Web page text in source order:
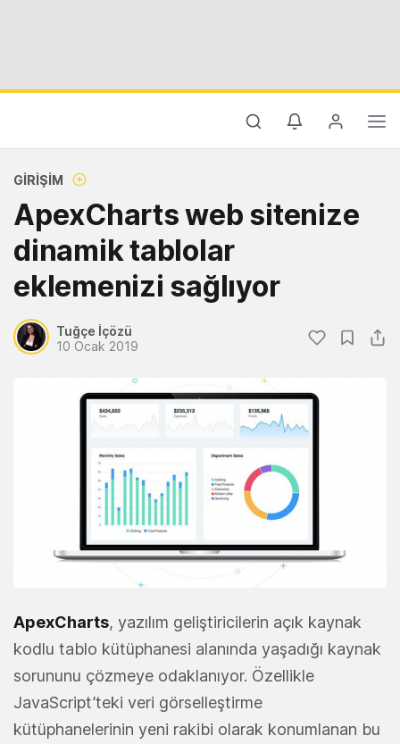
GIRIŞIM
ApexCharts web sitenize
dinamik tablolar
eklemenizi sağlıyor
Tuğçe İçözü
10 Ocak 2019
ApexCharts, yazılım geliştiricilerin açık kaynak
kodlu tablo kütüphanesi alanında yaşadığı kaynak
sorununu çözmeye odaklanıyor. Özellikle
JavaScript’teki veri görselleştirme
kütüphanelerinin yeni rakibi olarak konumlanan bu